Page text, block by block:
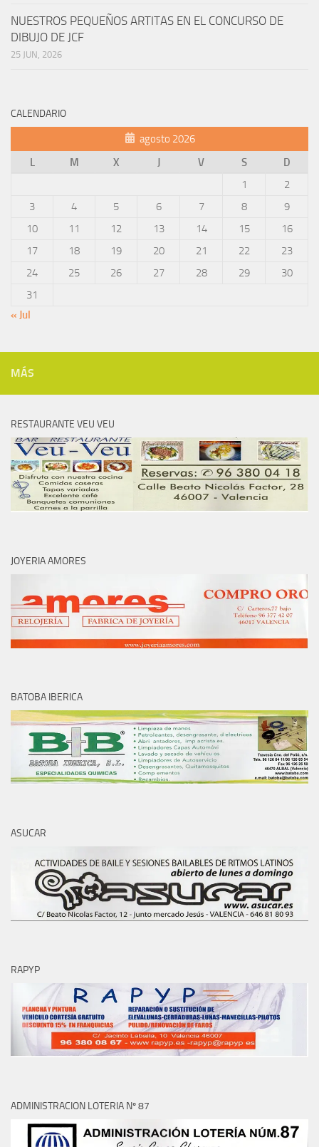
NUESTROS PEQUEÑOS ARTITAS EN EL CONCURSO DE
DIBUJO DE JCF
25 JUN, 2026
CALENDARIO
agosto 2026
L
M X J V S
D
1
2
3
4 5 6 7 8
9
10
11 12 13 14 15
16
17
18 19 20 21 22
23
24
25 26 27 28 29
30
31
« Jul
MÁS
RESTAURANTE VEU VEU
JOYERIA AMORES
BATOBA IBERICA
ASUCAR
RAPYP
ADMINISTRACION LOTERIA Nº 87